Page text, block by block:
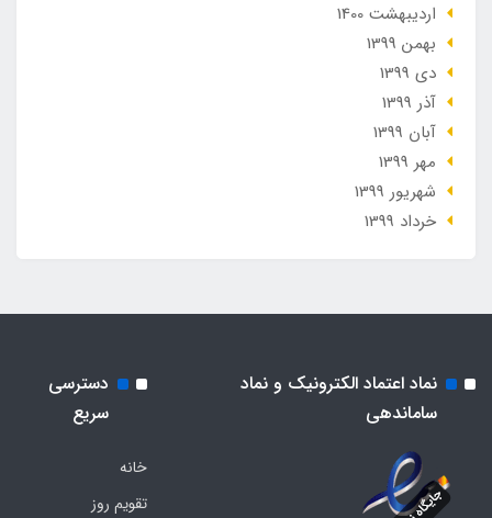
ارديبهشت 1400
بهمن 1399
دی 1399
آذر 1399
آبان 1399
مهر 1399
شهریور 1399
خرداد 1399
نماد اعتماد الکترونیک و نماد
ساماندهی
دسترسی
سریع
خانه
تقویم روز